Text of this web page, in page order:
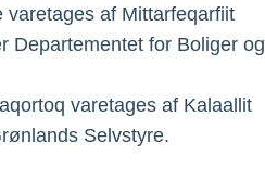
af Mittarfeqarfiit
Departementet for Boliger og
varetages af Kalaallit
Selvstyre.